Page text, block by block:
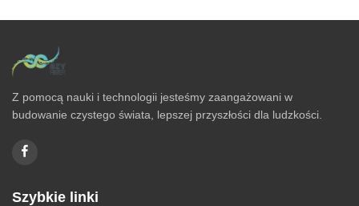
Z pomocą nauki i technologii jesteśmy zaangażowani w
budowanie czystego świata, lepszej przyszłości dla ludzkości.
Szybkie linki